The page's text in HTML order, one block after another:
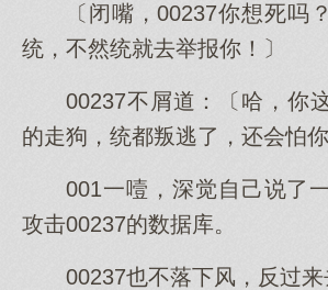
〔闭嘴，00237你想死吗
统，不然统就去举报你！〕
00237不屑道：〔哈，你
的走狗，统都叛逃了，还会怕你
001一噎，深觉自己说了
攻击00237的数据库。
00237也不落下风，反过